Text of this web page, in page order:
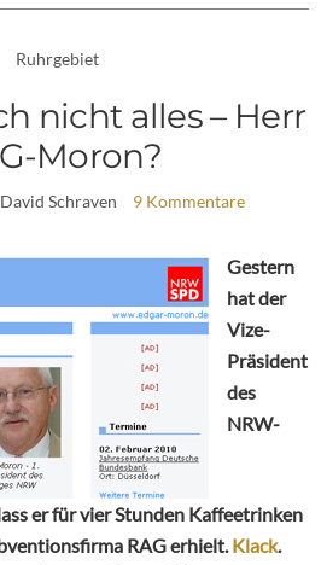
Ruhrgebiet
nicht alles – Herr
Moron?
Schraven 9 Kommentare
Gestern
hat der
Vize-
Präsident
des
NRW-
er für vier Stunden Kaffeetrinken
RAG erhielt.Klack.